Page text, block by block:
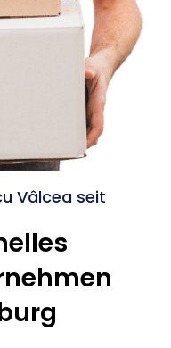
Vâlcea seit